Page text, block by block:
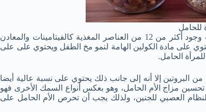
للحامل
تحتوي البيضة الواحدة على 90 سعر حراري إلى جانب وجود أكثر من 12 من العناصر المغذية كالفيتامينات والمعادن
على مادة الكولين الهامة لنمو مخ الطفل ويحتوي على على
البروتين إلا أنه إلى جانب ذلك يحتوي على نسبة عالية أيضا
مزاج الأم الحامل، وهو بعكس أنواع السمك الأخرى فهو
العصبي للجنين، ولذلك يجب أن تحرص الأم الحامل على